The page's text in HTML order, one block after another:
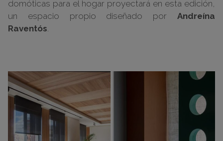
domóticas para el hogar proyectará en esta edición,
un espacio propio diseñado por Andreína
Raventós.